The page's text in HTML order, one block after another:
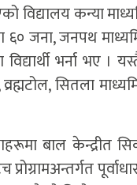
विद्यालय कन्या
६० जना, जनपथ
भर्ना भए ।
सितला
बाल केन्द्रीत